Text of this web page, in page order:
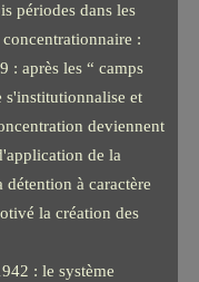
périodes dans les
:
: après les “ camps
s'institutionnalise et
deviennent
de la
à caractère
la création des
: le système